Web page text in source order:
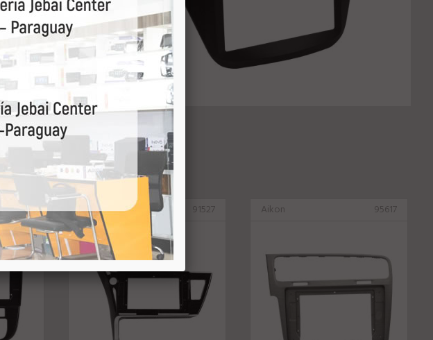
91367 Aikon 91527 Aikon 95617